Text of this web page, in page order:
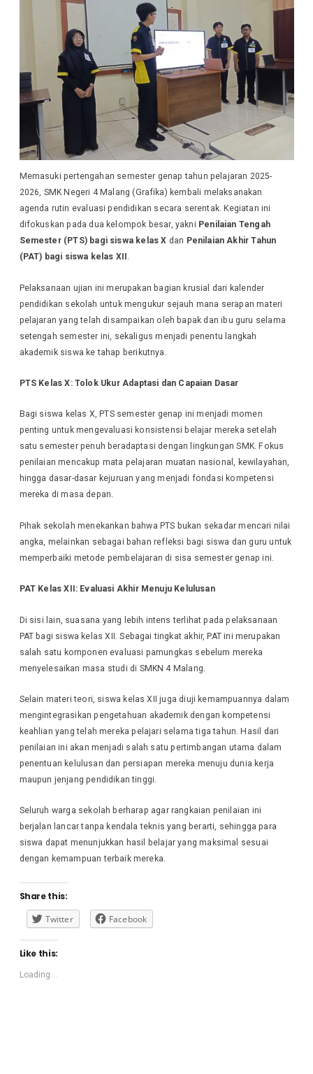
Memasuki pertengahan semester genap tahun pelajaran 2025-
2026, SMK Negeri 4 Malang (Grafika) kembali melaksanakan
agenda rutin evaluasi pendidikan secara serentak. Kegiatan ini
difokuskan pada dua kelompok besar, yakni Penilaian Tengah
Semester (PTS) bagi siswa kelas X dan Penilaian Akhir Tahun
(PAT) bagi siswa kelas XII .
Pelaksanaan ujian ini merupakan bagian krusial dari kalender
pendidikan sekolah untuk mengukur sejauh mana serapan materi
pelajaran yang telah disampaikan oleh bapak dan ibu guru selama
setengah semester ini, sekaligus menjadi penentu langkah
akademik siswa ke tahap berikutnya.
PTS Kelas X: Tolok Ukur Adaptasi dan Capaian Dasar
Bagi siswa kelas X, PTS semester genap ini menjadi momen
penting untuk mengevaluasi konsistensi belajar mereka setelah
satu semester penuh beradaptasi dengan lingkungan SMK. Fokus
penilaian mencakup mata pelajaran muatan nasional, kewilayahan,
hingga dasar-dasar kejuruan yang menjadi fondasi kompetensi
mereka di masa depan.
Pihak sekolah menekankan bahwa PTS bukan sekadar mencari nilai
angka, melainkan sebagai bahan refleksi bagi siswa dan guru untuk
memperbaiki metode pembelajaran di sisa semester genap ini.
PAT Kelas XII: Evaluasi Akhir Menuju Kelulusan
Di sisi lain, suasana yang lebih intens terlihat pada pelaksanaan
PAT bagi siswa kelas XII. Sebagai tingkat akhir, PAT ini merupakan
salah satu komponen evaluasi pamungkas sebelum mereka
menyelesaikan masa studi di SMKN 4 Malang.
Selain materi teori, siswa kelas XII juga diuji kemampuannya dalam
mengintegrasikan pengetahuan akademik dengan kompetensi
keahlian yang telah mereka pelajari selama tiga tahun. Hasil dari
penilaian ini akan menjadi salah satu pertimbangan utama dalam
penentuan kelulusan dan persiapan mereka menuju dunia kerja
maupun jenjang pendidikan tinggi.
Seluruh warga sekolah berharap agar rangkaian penilaian ini
berjalan lancar tanpa kendala teknis yang berarti, sehingga para
siswa dapat menunjukkan hasil belajar yang maksimal sesuai
dengan kemampuan terbaik mereka.
Share this:
Twitter
Facebook
Like this:
Loading...